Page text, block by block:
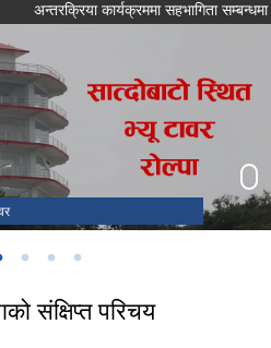
अन्तरक्रिया कार्यक्रममा सहभागिता सम्बन्धमा।
लिबाङ, रोल्पा
संक्षिप्त परिचय